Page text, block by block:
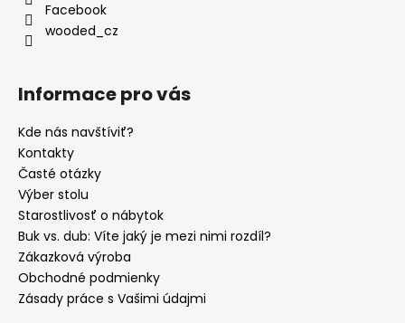
Facebook
wooded_cz
Informace pro vás
Kde nás navštíviť?
Kontakty
Časté otázky
Výber stolu
Starostlivosť o nábytok
Buk vs. dub: Víte jaký je mezi nimi rozdíl?
Zákazková výroba
Obchodné podmienky
Zásady práce s Vašimi údajmi